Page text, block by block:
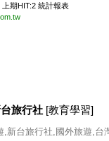
上期HIT:2 統計報表
旅行社 [教育學習]
,新台旅行社,國外旅遊,